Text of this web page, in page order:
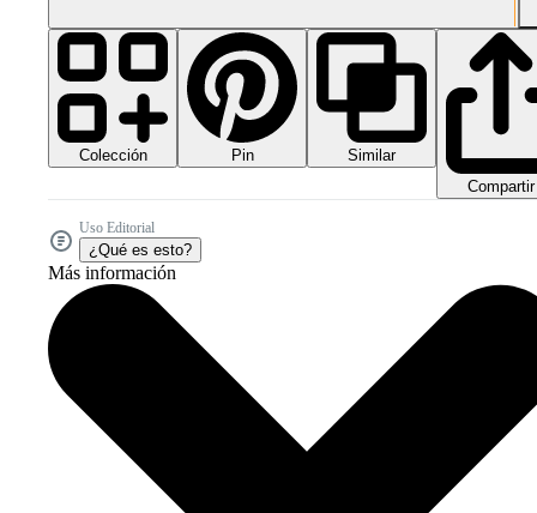
Colección Pin
Similar
Compartir
Uso Editorial
¿Qué es esto?
Más información